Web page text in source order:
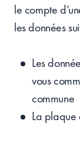
le compte
les données
Les
vous
commune
La plaque